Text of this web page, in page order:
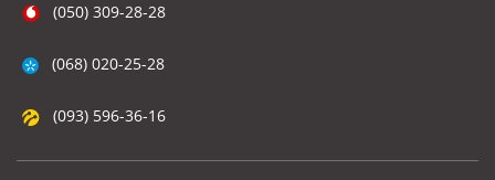
(050) 309-28-28
(068) 020-25-28
(093) 596-36-16